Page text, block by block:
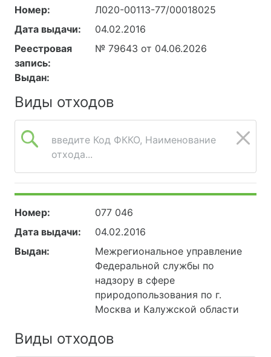
Номер:
Л020-00113-77/00018025
Дата выдачи:
04.02.2016
Реестровая
запись:
№ 79643 от 04.06.2026
Выдан:
Виды отходов
введите Код ФККО, Наименование
отхода...
Номер:
077 046
Дата выдачи:
04.02.2016
Выдан:
Межрегиональное управление
Федеральной службы по
надзору в сфере
природопользования по г.
Москва и Калужской области
Виды отходов